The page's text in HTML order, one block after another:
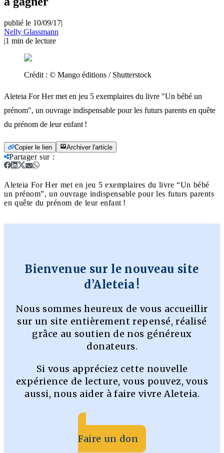
publié le 10/09/17|
Nelly Glassmann
|1 min de lecture
Crédit : © Mango éditions / Shutterstock
Aleteia For Her met en jeu 5 exemplaires du livre "Un bébé un
prénom", un ouvrage indispensable pour les futurs parents en quête
du prénom de leur enfant !
Copier le lien Archiver l'article
Partager sur:
Aleteia For Her met en jeu 5 exemplaires du livre “Un bébé
un prénom”, un ouvrage indispensable pour les futurs parents
en quête du prénom de leur enfant !
Bienvenue sur le nouveau site
d’Aleteia !
Nous sommes heureux de vous accueillir
sur un site entièrement repensé, réalisé
grâce au soutien de nos généreux
donateurs.
Si vous appréciez cette nouvelle
expérience de lecture, vous pouvez, vous
aussi, nous aider à faire vivre Aleteia.
Faire un don